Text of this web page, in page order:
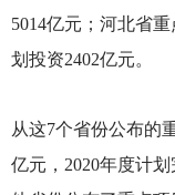
5014亿元；河北省
划投资2402亿元。
从这7个省份公布的
亿元，2020年度计